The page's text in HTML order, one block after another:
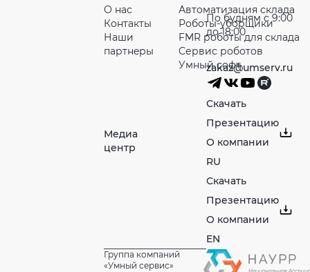
О нас
Контакты
Наши
партнeры
Медиа
центр
Автоматизация склада
Роботы-уборщики
FMR роботы для склада
Сервис роботов
Умный софт
По будням с 9:00
до 18:00
zakaz@umserv.ru
Скачать
Презентацию
О компании
RU
Скачать
Презентацию
О компании
EN
Группа компаний
«Умный сервис»